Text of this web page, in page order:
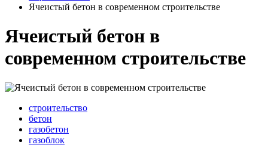
Ячеистый бетон в современном строительстве
Ячеистый бетон в
современном строительстве
строительство
бетон
газобетон
газоблок